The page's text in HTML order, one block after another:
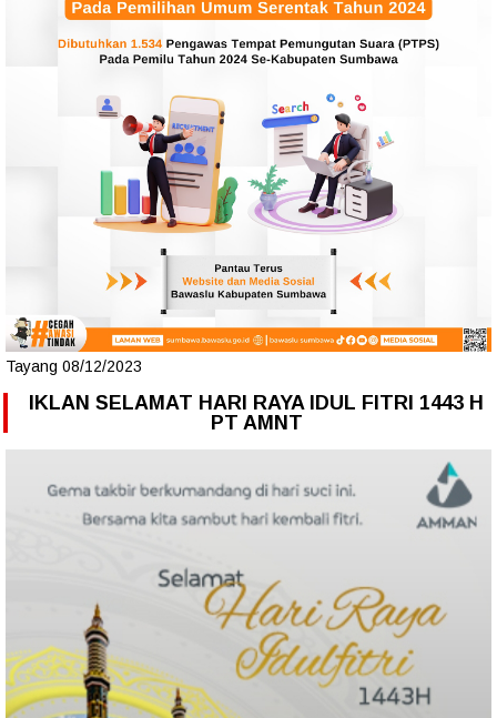
Tayang 08/12/2023
IKLAN SELAMAT HARI RAYA IDUL FITRI 1443 H
PT AMNT